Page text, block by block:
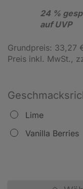
24 %
auf UVP
Grundpreis: 33,27
Preis inkl. MwSt.,
Lime
Vanilla Berries